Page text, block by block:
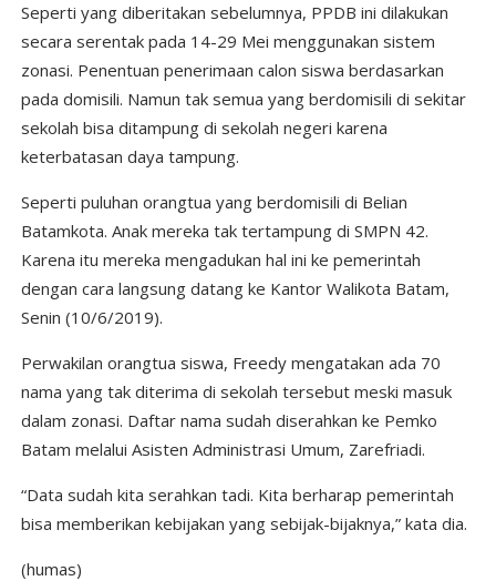
Seperti yang diberitakan sebelumnya, PPDB ini dilakukan
secara serentak pada 14-29 Mei menggunakan sistem
zonasi. Penentuan penerimaan calon siswa berdasarkan
pada domisili. Namun tak semua yang berdomisili di sekitar
sekolah bisa ditampung di sekolah negeri karena
keterbatasan daya tampung.
Seperti puluhan orangtua yang berdomisili di Belian
Batamkota. Anak mereka tak tertampung di SMPN 42.
Karena itu mereka mengadukan hal ini ke pemerintah
dengan cara langsung datang ke Kantor Walikota Batam,
Senin (10/6/2019).
Perwakilan orangtua siswa, Freedy mengatakan ada 70
nama yang tak diterima di sekolah tersebut meski masuk
dalam zonasi. Daftar nama sudah diserahkan ke Pemko
Batam melalui Asisten Administrasi Umum, Zarefriadi.
“Data sudah kita serahkan tadi. Kita berharap pemerintah
bisa memberikan kebijakan yang sebijak-bijaknya,” kata dia.
(humas)